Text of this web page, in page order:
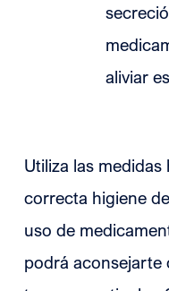
aliviar
Utiliza las
correcta higiene
uso de
podrá aconsejarte